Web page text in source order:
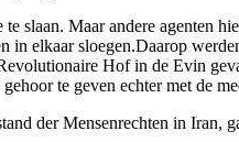
slaan. Maar andere agenten
elkaar sloegen.Daarop
Hof in de Evin
te geven echter met de
der Mensenrechten in